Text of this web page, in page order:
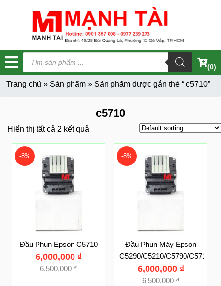
Tìm
kiếm
sản
phẩm
(0)
Trang chủ » Sản phẩm» Sản phẩm được gắn thẻ “ c5710”
c5710
Hiển thị tất cả 2 kết quả
-8%
Đầu Phun Epson C5710
6,500,000₫
6,000,000 ₫
-8%
Đầu Phun Máy Epson
C5290/C5210/C5790/C5710
6,500,000₫
6,000,000 ₫